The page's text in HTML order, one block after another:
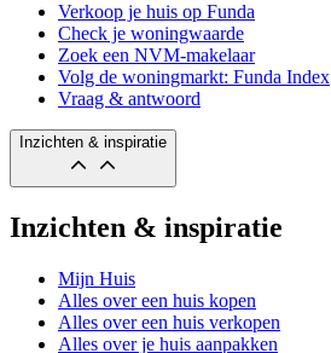
Verkoop je huis op Funda
Check je woningwaarde
Zoek een NVM-makelaar
Volg de woningmarkt: Funda Index
Vraag & antwoord
Inzichten & inspiratie
Inzichten & inspiratie
Mijn Huis
Alles over een huis kopen
Alles over een huis verkopen
Alles over je huis aanpakken